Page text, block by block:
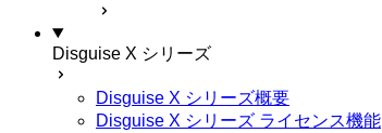
Disguise X シリーズ
Disguise X シリーズ概要
Disguise X シリーズ ライセンス機能